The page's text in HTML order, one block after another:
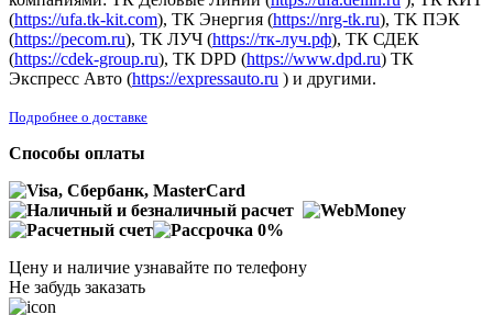
(https://ufa.tk-kit.com), ТК Энергия (https://nrg-tk.ru), ТK ПЭК
(https://pecom.ru), ТК ЛУЧ (https://тк-луч.рф), ТК СДЕК
(https://cdek-group.ru), ТК DPD (https://www.dpd.ru) ТК
Экспресс Авто (https://expressauto.ru ) и другими.
Подробнее о доставке
Способы оплаты
Цену и наличие узнавайте по телефону
Не забудь заказать